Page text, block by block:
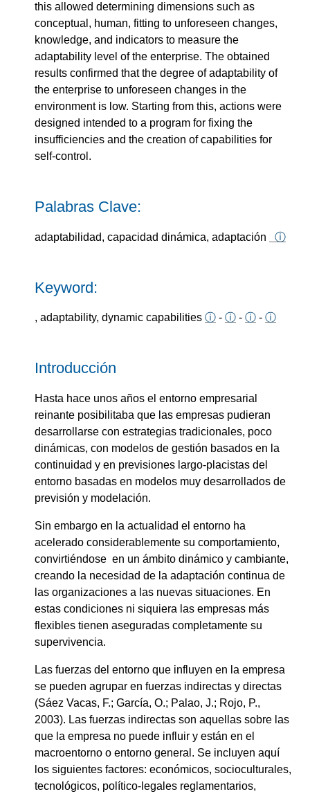
this allowed determining dimensions such as
conceptual, human, fitting to unforeseen changes,
knowledge, and indicators to measure the
adaptability level of the enterprise. The obtained
results confirmed that the degree of adaptability of
the enterprise to unforeseen changes in the
environment is low. Starting from this, actions were
designed intended to a program for fixing the
insufficiencies and the creation of capabilities for
self-control.
Palabras Clave:
adaptabilidad, capacidad dinámica, adaptación ⓘ
Keyword:
, adaptability, dynamic capabilities ⓘ - ⓘ - ⓘ - ⓘ
Introducción
Hasta hace unos años el entorno empresarial
reinante posibilitaba que las empresas pudieran
desarrollarse con estrategias tradicionales, poco
dinámicas, con modelos de gestión basados en la
continuidad y en previsiones largo-placistas del
entorno basadas en modelos muy desarrollados de
previsión y modelación.
Sin embargo en la actualidad el entorno ha
acelerado considerablemente su comportamiento,
convirtiéndose en un ámbito dinámico y cambiante,
creando la necesidad de la adaptación continua de
las organizaciones a las nuevas situaciones. En
estas condiciones ni siquiera las empresas más
flexibles tienen aseguradas completamente su
supervivencia.
Las fuerzas del entorno que influyen en la empresa
se pueden agrupar en fuerzas indirectas y directas
(Sáez Vacas, F.; García, O.; Palao, J.; Rojo, P.,
2003). Las fuerzas indirectas son aquellas sobre las
que la empresa no puede influir y están en el
macroentorno o entorno general. Se incluyen aquí
los siguientes factores: económicos, socioculturales,
tecnológicos, político-legales reglamentarios,